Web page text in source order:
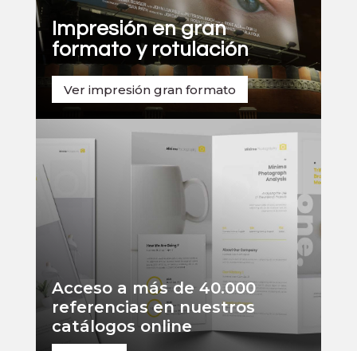
Impresión en gran
formato y rotulación
Ver impresión gran formato
Acceso a más de 40.000
referencias en nuestros
catálogos online